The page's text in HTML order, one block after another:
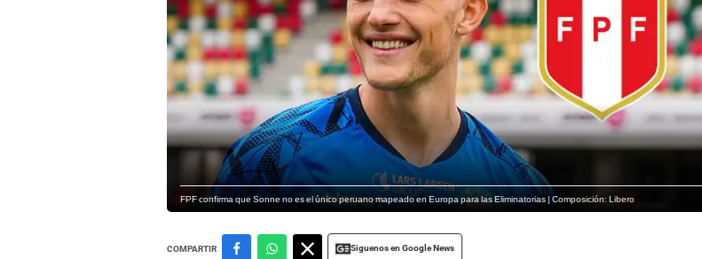
FPF confirma que Sonne no es el único peruano mapeado en Europa para las Eliminatorias | Composición: Libero
COMPARTIR Siguenos en Google News